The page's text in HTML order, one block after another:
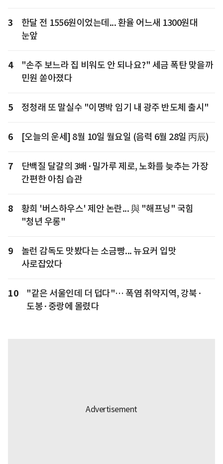
3
한달 전 1556원이었는데... 환율 어느새 1300원대
눈앞
4
"손주 보느라 집 비워도 안 되나요?" 세금 폭탄 맞을까
민원 쏟아졌다
5 정청래 또 말실수 "이명박 임기 내 광주 반도체 출시"
6 [오늘의 운세] 8월 10일 월요일 (음력 6월 28일 丙辰)
7
단백질 달걀의 3배·밀가루 제로, 노화를 늦추는 가장
간편한 아침 습관
8
황희 '버스하우스' 제안 논란... 與 "해프닝" 국힘
"청년 우롱"
9
놀런 감독도 맛봤다는 소금빵... 뉴요커 입맛
사로잡았다
10
"같은 서울인데 더 덥다"… 폭염 취약지역, 강북·
도봉·중랑에 몰렸다